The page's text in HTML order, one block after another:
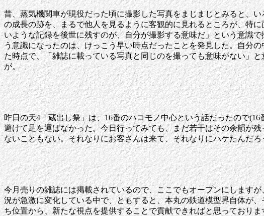
昔、蒸気機関車が現役だった頃に撮影した写真をまじまじとみると、
の成長の跡を、まるで他人を見るように客観的に見れるところが、特
いような記録を後世に残すのが、自分が撮影する意味だ」という意識
う意識になったのは、けっこう早い時点だったことを発見した。自分
た時点で、「雑誌に載っている写真と同じのを撮っても意味がない」
が。
昨日の天4「蔵出し祭」は、16番のハコモノ中心という話だったので
避けて足を運ばなかった。今日行ってみても、まだ若干はその余韻が
ないこともない。それなりにお客さんは来て、それなりにハケたんだ
今月売りの雑誌には掲載されているので、ここでもオープンにします
況が急激に変化している中で、ともすると、本丸の鉄道模型界自体が
ち位置から、新たな視点を提供することで貢献できればと思っており